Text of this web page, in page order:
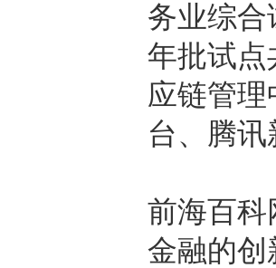
务业综合
年批试点
应链管
台、腾
前海百科
金融的创